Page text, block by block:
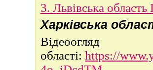
3. Львівська область
Харківська
Відеоогляд
області: https://